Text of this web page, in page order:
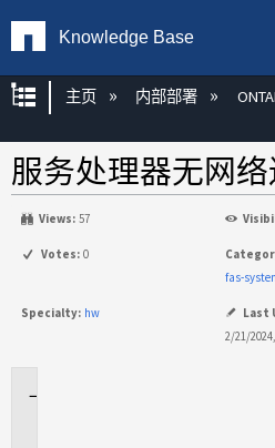
Knowledge Base
扩展/隐缩全局层次
主页 内部部署
服务处理器无网
Views: 57
Votes: 0
fas-
Specialty: hw
Last
2/21/